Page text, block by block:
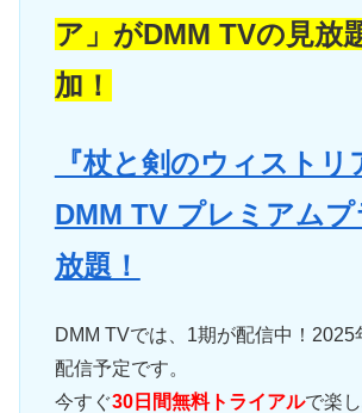
ア」がDMM TVの見放
加！
『杖と剣のウィストリ
DMM TV プレミアム
放題！
DMM TVでは、1期が配信中！2025
配信予定です。
今すぐ30日間無料トライアルで楽